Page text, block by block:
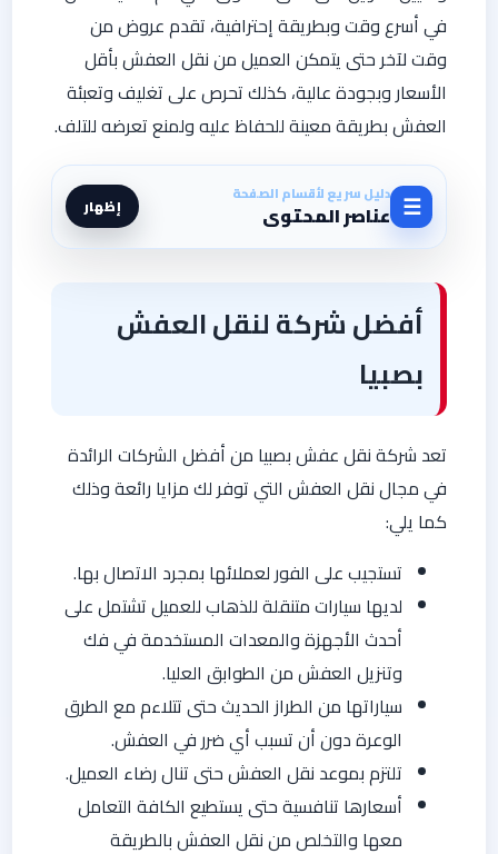
في أسرع وقت وبطريقة إحترافية، تقدم عروض من
وقت لآخر حتى يتمكن العميل من نقل العفش بأقل
الأسعار وبجودة عالية، كذلك تحرص على تغليف وتعبئة
العفش بطريقة معينة للحفاظ عليه ولمنع تعرضه للتلف.
☰ دليل سريع لأقسام الصفحة
عناصر المحتوى إظهار
أفضل شركة لنقل العفش
بصبيا
تعد شركة نقل عفش بصبيا من أفضل الشركات الرائدة
في مجال نقل العفش التي توفر لك مزايا رائعة وذلك
كما يلي:
تستجيب على الفور لعملائها بمجرد الاتصال بها.
لديها سيارات متنقلة للذهاب للعميل تشتمل على
أحدث الأجهزة والمعدات المستخدمة في فك
وتنزيل العفش من الطوابق العليا.
سياراتها من الطراز الحديث حتى تتلاءم مع الطرق
الوعرة دون أن تسبب أي ضرر في العفش.
تلتزم بموعد نقل العفش حتى تنال رضاء العميل.
أسعارها تنافسية حتى يستطيع الكافة التعامل
معها والتخلص من نقل العفش بالطريقة